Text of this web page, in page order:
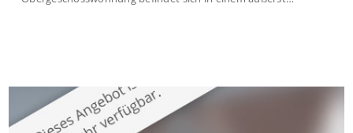
großzügige Räume und eine hochwertige Ausstattung, die
modernen Wohnkomfort mit einem stilvollen Ambiente